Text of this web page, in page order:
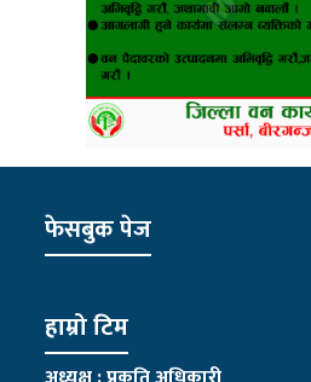
फेसबुक पेज
हाम्रो टिम